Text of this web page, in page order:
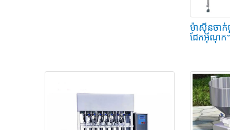
ម៉ាស៊ីនចាក់
ដែកអ៊ីណុក